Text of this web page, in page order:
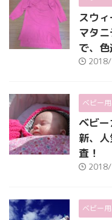
スウ
マタ
で、
ベビー
ベビ
新、
査！
ベビー